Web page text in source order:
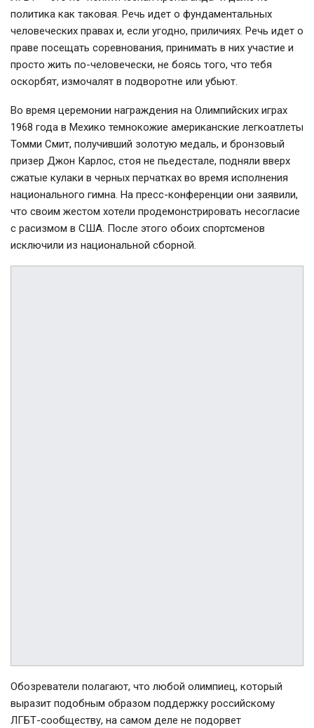
политика как таковая. Речь идет о фундаментальных
человеческих правах и, если угодно, приличиях. Речь идет о
праве посещать соревнования, принимать в них участие и
просто жить по-человечески, не боясь того, что тебя
оскорбят, измочалят в подворотне или убьют.
Во время церемонии награждения на Олимпийских играх
1968 года в Мехико темнокожие американские легкоатлеты
Томми Смит, получивший золотую медаль, и бронзовый
призер Джон Карлос, стоя не пьедестале, подняли вверх
сжатые кулаки в черных перчатках во время исполнения
национального гимна. На пресс-конференции они заявили,
что своим жестом хотели продемонстрировать несогласие
с расизмом в США. После этого обоих спортсменов
исключили из национальной сборной.
Обозреватели полагают, что любой олимпиец, который
выразит подобным образом поддержку российскому
ЛГБТ-сообществу, на самом деле не подорвет